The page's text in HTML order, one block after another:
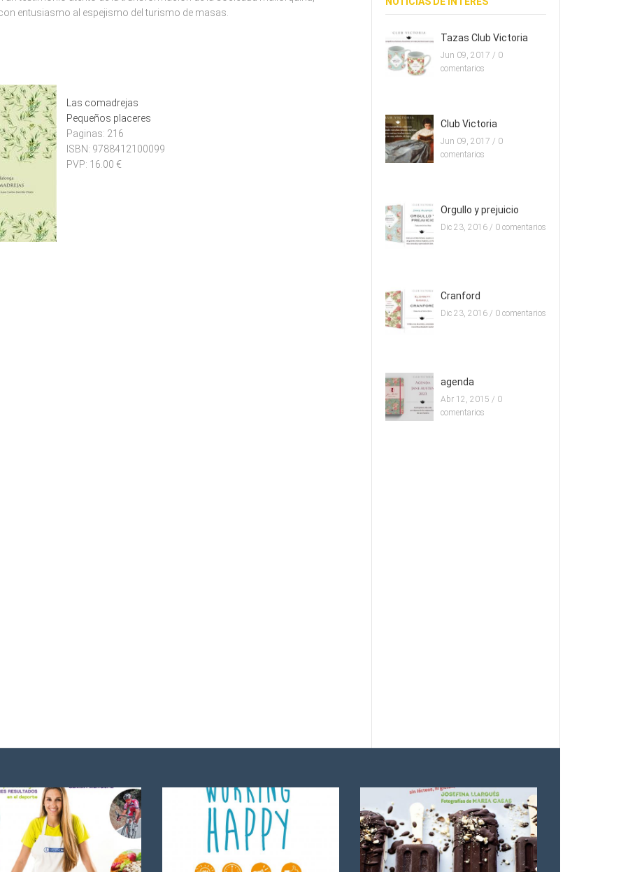
entusiasmo al espejismo del turismo de masas.
Las comadrejas
Pequeños placeres
Paginas: 216
ISBN: 9788412100099
PVP: 16.00 €
Tazas Club Victoria
Jun 09, 2017 / 0
comentarios
Club Victoria
Jun 09, 2017 / 0
comentarios
Orgullo y prejuicio
Dic 23, 2016 / 0 comentarios
Cranford
Dic 23, 2016 / 0 comentarios
agenda
Abr 12, 2015 / 0
comentarios